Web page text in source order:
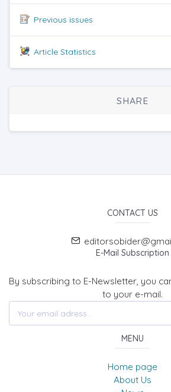
Previous issues
Article Statistics
SHARE
CONTACT US
E-Mail Subscription
By subscribing to E-Newsletter, you
to your e-mail.
MENU
Home page
About Us